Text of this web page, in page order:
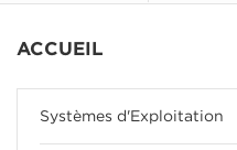
ACCUEIL
Systèmes d'Exploitation